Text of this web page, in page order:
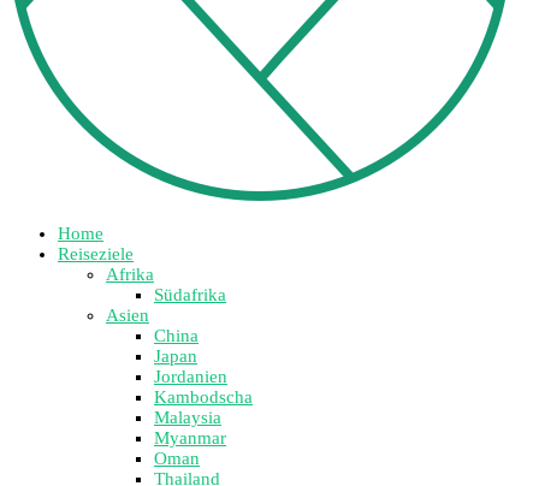
Home
Reiseziele
Afrika
Südafrika
Asien
China
Japan
Jordanien
Kambodscha
Malaysia
Myanmar
Oman
Thailand